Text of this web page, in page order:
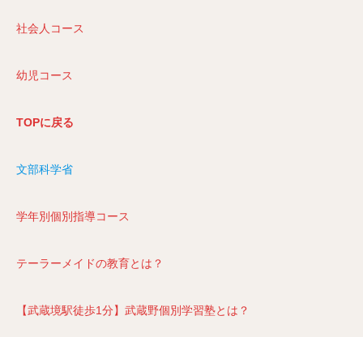
社会人コース
幼児コース
TOPに戻る
文部科学省
学年別個別指導コース
テーラーメイドの教育とは？
【武蔵境駅徒歩1分】武蔵野個別学習塾とは？